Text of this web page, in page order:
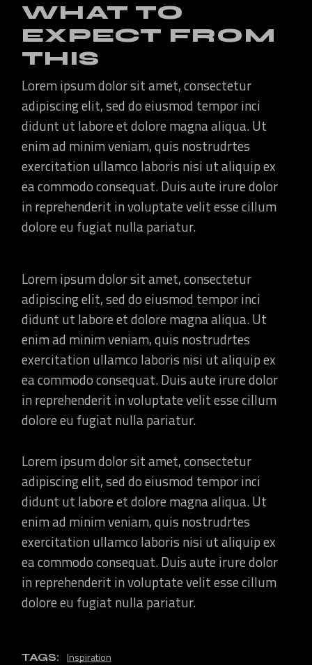
WHAT TO
EXPECT FROM
THIS
Lorem ipsum dolor sit amet, consectetur
adipiscing elit, sed do eiusmod tempor inci
didunt ut labore et dolore magna aliqua. Ut
enim ad minim veniam, quis nostrudrtes
exercitation ullamco laboris nisi ut aliquip ex
ea commodo consequat. Duis aute irure dolor
in reprehenderit in voluptate velit esse cillum
dolore eu fugiat nulla pariatur.
Lorem ipsum dolor sit amet, consectetur
adipiscing elit, sed do eiusmod tempor inci
didunt ut labore et dolore magna aliqua. Ut
enim ad minim veniam, quis nostrudrtes
exercitation ullamco laboris nisi ut aliquip ex
ea commodo consequat. Duis aute irure dolor
in reprehenderit in voluptate velit esse cillum
dolore eu fugiat nulla pariatur.
Lorem ipsum dolor sit amet, consectetur
adipiscing elit, sed do eiusmod tempor inci
didunt ut labore et dolore magna aliqua. Ut
enim ad minim veniam, quis nostrudrtes
exercitation ullamco laboris nisi ut aliquip ex
ea commodo consequat. Duis aute irure dolor
in reprehenderit in voluptate velit esse cillum
dolore eu fugiat nulla pariatur.
TAGS: Inspiration